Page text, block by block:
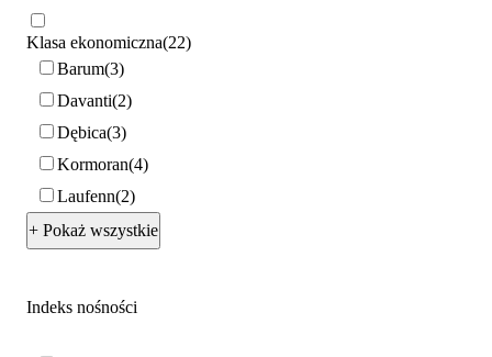
Klasa ekonomiczna 22
Barum 3
Davanti 2
Dębica 3
Kormoran 4
Laufenn 2
+ Pokaż wszystkie
Indeks nośności